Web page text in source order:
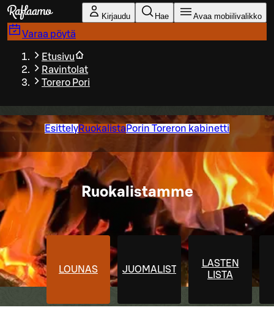
Siirry pääsisältöön
Kirjaudu Hae Avaa mobiilivalikko
Varaa pöytä
Etusivu
Ravintolat
Torero Pori
EsittelyRuokalista Porin Toreron kabinetti
Ruokalistamme
LOUNAS JUOMALISTA
LASTEN
LISTA